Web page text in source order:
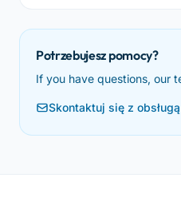
Potrzebujesz pomocy?
If you have questions, our
Skontaktuj się z obsługą